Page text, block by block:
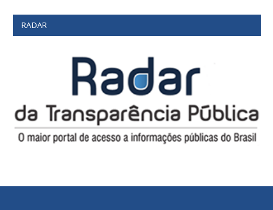
RADAR